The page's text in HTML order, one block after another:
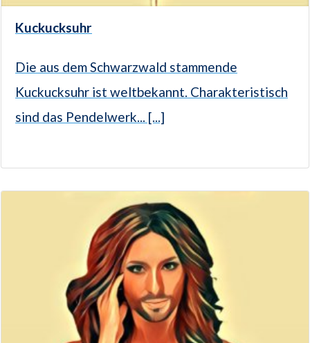
Kuckucksuhr
Die aus dem Schwarzwald stammende
Kuckucksuhr ist weltbekannt. Charakteristisch
sind das Pendelwerk... [...]